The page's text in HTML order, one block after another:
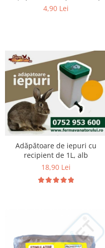
Unelte si accesorii de gradina
Accesorii irigatie
Accesorii solarii
Substrat
4,90 Lei
Adăpătoare de iepuri cu
recipient de 1L, alb
18,90 Lei